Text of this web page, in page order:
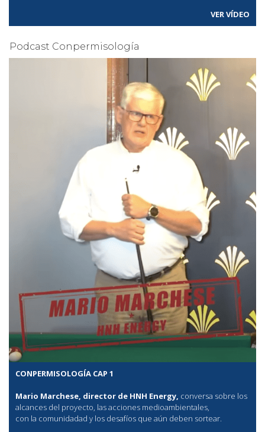
VER VÍDEO
Podcast Conpermisología
CONPERMISOLOGÍA CAP 1
Mario Marchese, director de HNH Energy, conversa sobre los
alcances del proyecto, las acciones medioambientales,
con la comunidadad y los desafíos que aún deben sortear.